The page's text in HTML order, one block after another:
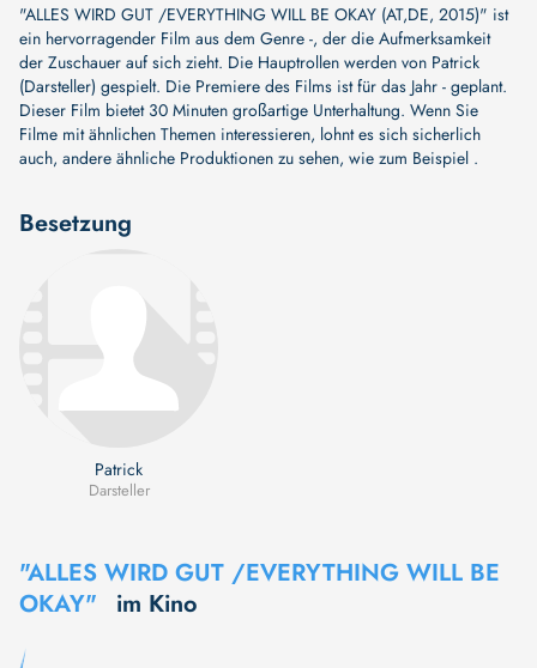
"ALLES WIRD GUT /EVERYTHING WILL BE OKAY (AT,DE, 2015)" ist
ein hervorragender Film aus dem Genre -, der die Aufmerksamkeit
der Zuschauer auf sich zieht. Die Hauptrollen werden von Patrick
(Darsteller) gespielt. Die Premiere des Films ist für das Jahr - geplant.
Dieser Film bietet 30 Minuten großartige Unterhaltung. Wenn Sie
Filme mit ähnlichen Themen interessieren, lohnt es sich sicherlich
auch, andere ähnliche Produktionen zu sehen, wie zum Beispiel .
Besetzung
Patrick
Darsteller
"ALLES WIRD GUT /EVERYTHING WILL BE
OKAY"
im Kino